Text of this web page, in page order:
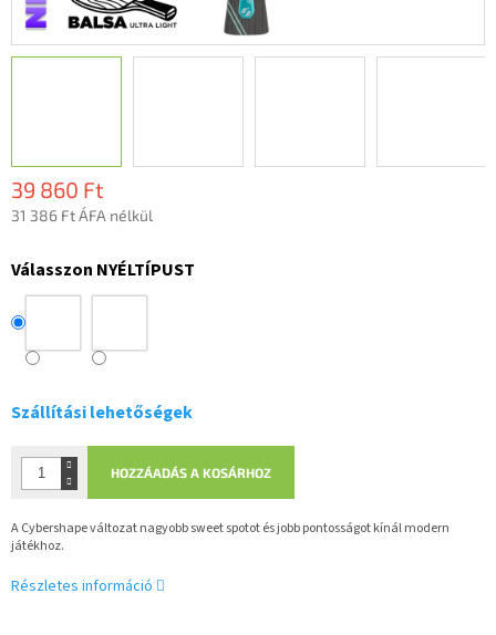
39 860 Ft
31 386 Ft ÁFA nélkül
Válasszon NYÉLTÍPUST
Szállítási lehetőségek
HOZZÁADÁS A KOSÁRHOZ
A Cybershape változat nagyobb sweet spotot és jobb pontosságot kínál modern
játékhoz.
Részletes információ